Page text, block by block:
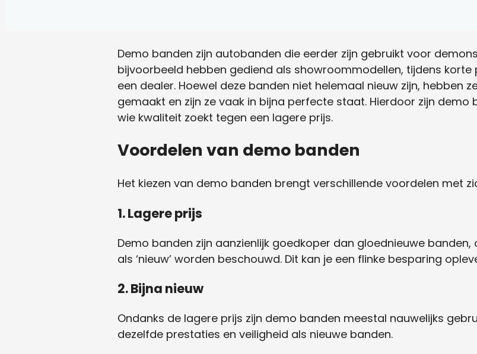
Demo banden zijn autobanden die eerder zijn gebruikt voor
bijvoorbeeld hebben gediend als showroommodellen, tijdens
een dealer. Hoewel deze banden niet helemaal nieuw zijn, hebben
gemaakt en zijn ze vaak in bijna perfecte staat. Hierdoor zijn demo
wie kwaliteit zoekt tegen een lagere prijs.
Voordelen van demo banden
Het kiezen van demo banden brengt verschillende voordelen met
1.Lagere prijs
Demo banden zijn aanzienlijk goedkoper dan gloednieuwe
als ‘nieuw’ worden beschouwd. Dit kan je een flinke besparing
2.Bijna nieuw
Ondanks de lagere prijs zijn demo banden meestal nauwelijks
dezelfde prestaties en veiligheid als nieuwe banden.